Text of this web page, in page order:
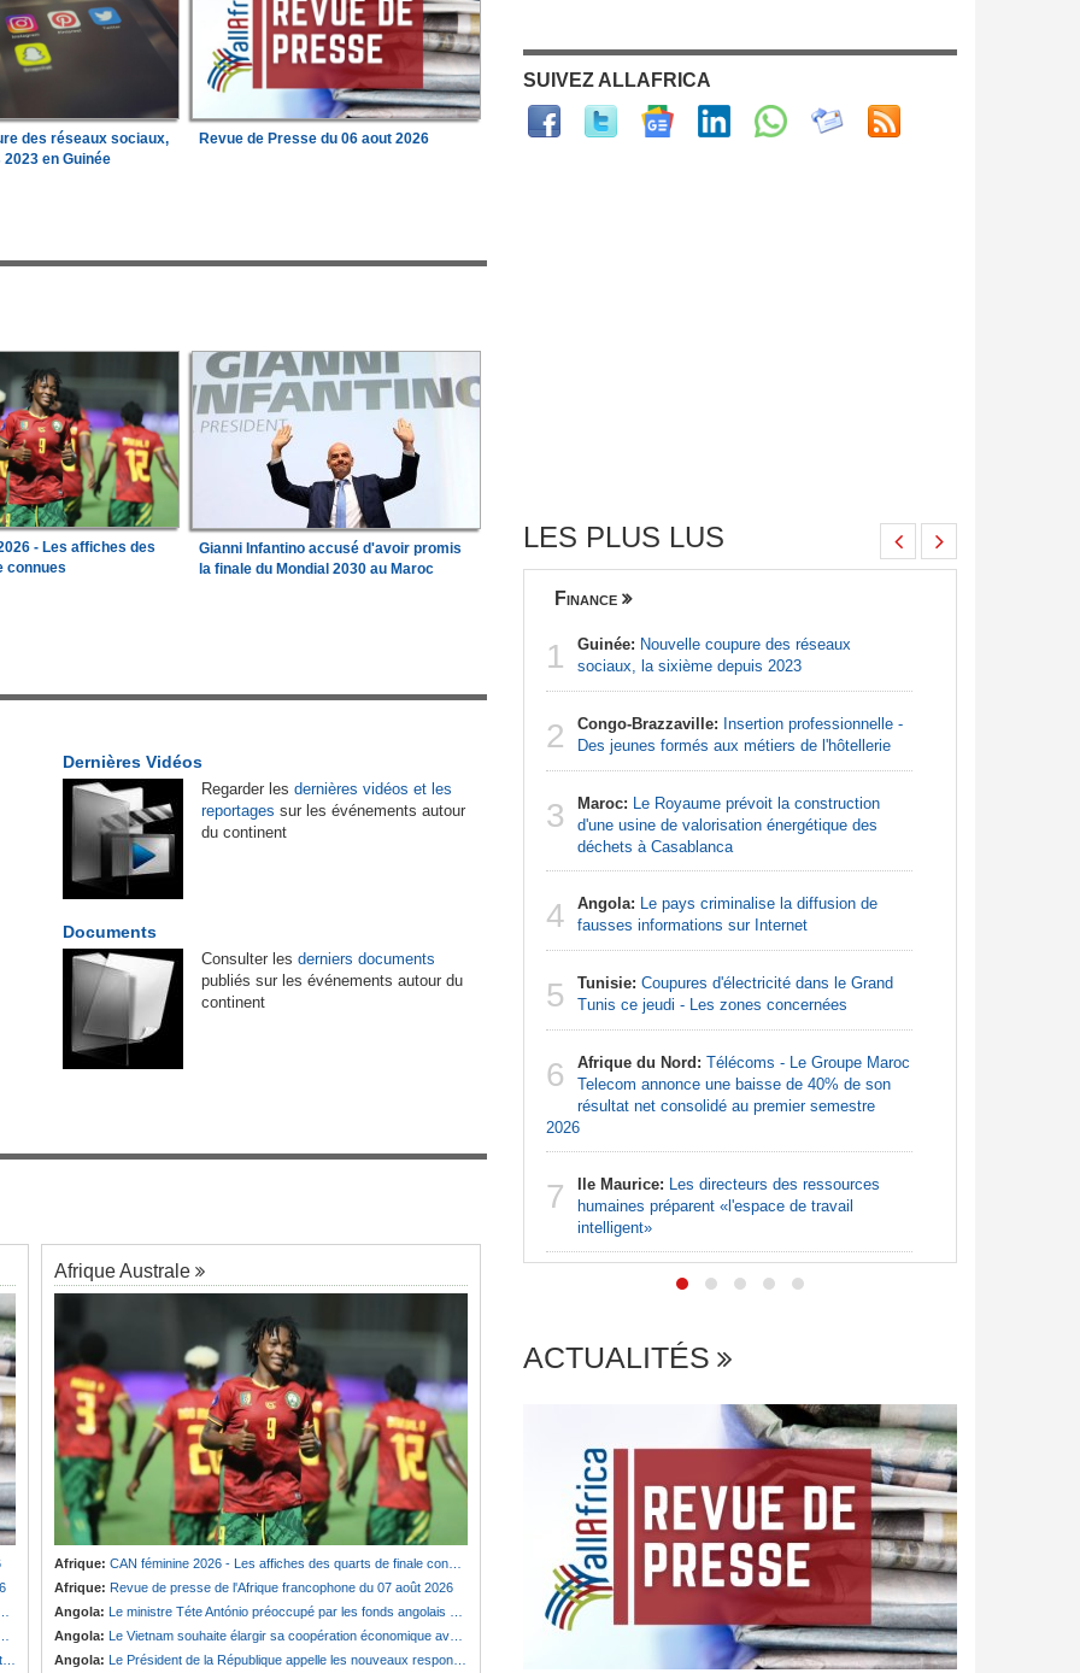
des réseaux sociaux,
2023 en Guinée
Revue de Presse du 06 aout 2026
- Les affiches des
connues
Gianni Infantino accusé d'avoir promis
la finale du Mondial 2030 au Maroc
Dernières Vidéos
Regarder les dernières vidéos et les
reportages sur les événements autour
du continent
Documents
Consulter les derniers documents
publiés sur les événements autour du
continent
Afrique Australe
Afrique: CAN féminine 2026 - Les affiches des quarts de finale connues
Afrique: Revue de presse de l'Afrique francophone du 07 août 2026
Angola: Le ministre Téte António préoccupé par les fonds angolais bloqués en Suisse
Angola: Le Vietnam souhaite élargir sa coopération économique avec le pays
Angola: Le Président de la République appelle les nouveaux responsables à renforcer l'action de l'Exécutif
SUIVEZ ALLAFRICA
LES PLUS LUS
citoyens divisés
3 Tunisie: Mondiaux d'athlétisme U20 - Mohamed
Ali El Hamdi décroche sa place en finale du
3000m steeple
4 Madagascar:
encadre les famorana et les famadihana
5 Cote d'Ivoire:Match de gala de l'Indépendance
- Le Gouvernement s'impose face à la FIF dans
une ambiance de fête
Finance
1 Guinée: Nouvelle coupure des réseaux
sociaux, la sixième depuis 2023
2 Congo-Brazzaville: Insertion professionnelle -
Des jeunes formés aux métiers de l'hôtellerie
3 Maroc: Le Royaume prévoit la construction
d'une usine de valorisation énergétique des
déchets à Casablanca
4 Angola: Le pays criminalise la diffusion de
fausses informations sur Internet
5 Tunisie: Coupures d'électricité dans le Grand
Tunis ce jeudi - Les zones concernées
6 Afrique du Nord: Télécoms - Le Groupe Maroc
Telecom annonce une baisse de 40% de son
résultat net consolidé au premier semestre
2026
7 Ile Maurice: Les directeurs des ressources
humaines préparent «l'espace de travail
intelligent»
ACTUALITÉS